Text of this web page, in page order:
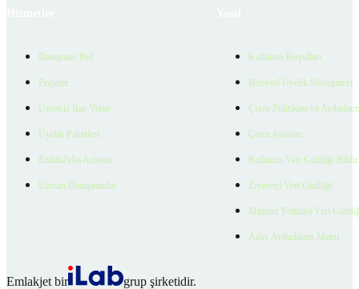
Danışman Bul
Projeler
Ücretsiz İlan Verin
Üyelik Paketleri
EmlakZeka Asistan
Uzman Danışmanlar
Kullanım Koşulları
Bireysel Üyelik Sözleşmesi
Çerez Politikası ve
Çerez Ayarları
Kullanıcı Veri Gizliliği
Ziyaretçi Veri Gizliliği
Müşteri Yetkilisi Veri
Aday Aydınlatma Metni
Emlakjet bir
grup şirketidir.